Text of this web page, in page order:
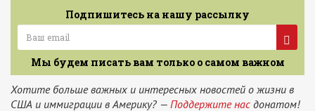
Подпишитесь на нашу рассылку
Мы будем писать вам только о самом важном
Хотите больше важных и интересных новостей о жизни в
США и иммиграции в Америку? — Поддержите нас донатом!